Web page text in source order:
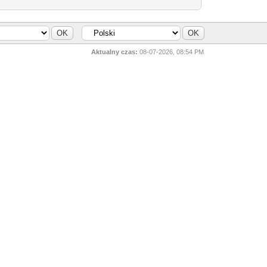
Aktualny czas: 08-07-2026, 08:54 PM